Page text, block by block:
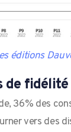
éditions
de fidélité
36% des
vers des